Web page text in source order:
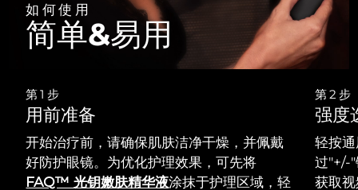
如何使用
简单&易用
第1步
用前准备
开始治疗前，请确保肌肤洁净干燥，并佩戴
好防护眼镜。为优化护理效果，可先将
FAQ™ 光钥嫩肤精华液涂抹于护理区域，轻
第2步
强度
轻按
过"+/-
获取